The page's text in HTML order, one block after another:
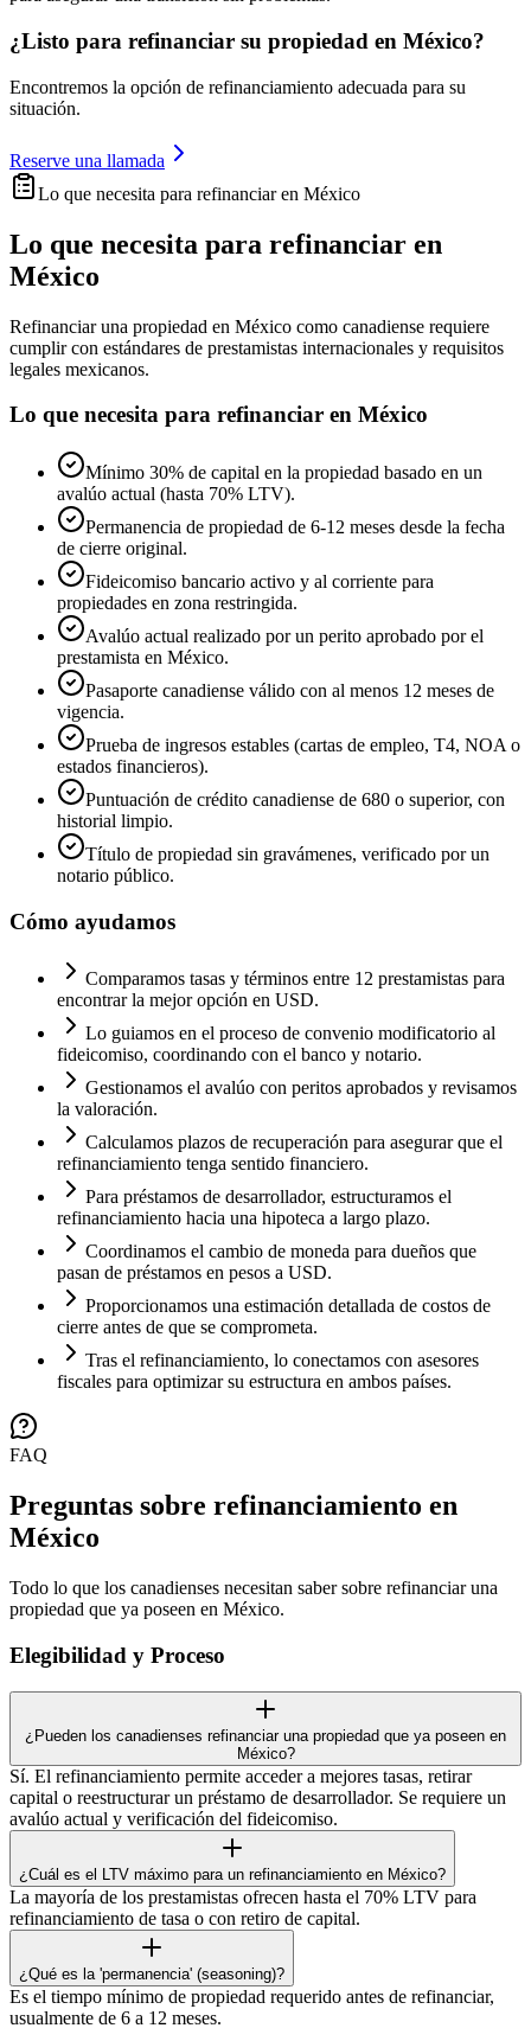
¿Listo para refinanciar su propiedad en México?
Encontremos la opción de refinanciamiento adecuada para su
situación.
Reserve una llamada
Lo que necesita para refinanciar en México
Lo que necesita para refinanciar en
México
Refinanciar una propiedad en México como canadiense requiere
cumplir con estándares de prestamistas internacionales y requisitos
legales mexicanos.
Lo que necesita para refinanciar en México
Mínimo 30% de capital en la propiedad basado en un
avalúo actual (hasta 70% LTV).
Permanencia de propiedad de 6-12 meses desde la fecha
de cierre original.
Fideicomiso bancario activo y al corriente para
propiedades en zona restringida.
Avalúo actual realizado por un perito aprobado por el
prestamista en México.
Pasaporte canadiense válido con al menos 12 meses de
vigencia.
Prueba de ingresos estables (cartas de empleo, T4, NOA o
estados financieros).
Puntuación de crédito canadiense de 680 o superior, con
historial limpio.
Título de propiedad sin gravámenes, verificado por un
notario público.
Cómo ayudamos
Comparamos tasas y términos entre 12 prestamistas para
encontrar la mejor opción en USD.
Lo guiamos en el proceso de convenio modificatorio al
fideicomiso, coordinando con el banco y notario.
Gestionamos el avalúo con peritos aprobados y revisamos
la valoración.
Calculamos plazos de recuperación para asegurar que el
refinanciamiento tenga sentido financiero.
Para préstamos de desarrollador, estructuramos el
refinanciamiento hacia una hipoteca a largo plazo.
Coordinamos el cambio de moneda para dueños que
pasan de préstamos en pesos a USD.
Proporcionamos una estimación detallada de costos de
cierre antes de que se comprometa.
Tras el refinanciamiento, lo conectamos con asesores
fiscales para optimizar su estructura en ambos países.
FAQ
Preguntas sobre refinanciamiento en
México
Todo lo que los canadienses necesitan saber sobre refinanciar una
propiedad que ya poseen en México.
Elegibilidad y Proceso
¿Pueden los canadienses refinanciar una propiedad que ya poseen en
México?
Sí. El refinanciamiento permite acceder a mejores tasas, retirar
capital o reestructurar un préstamo de desarrollador. Se requiere un
avalúo actual y verificación del fideicomiso.
¿Cuál es el LTV máximo para un refinanciamiento en México?
La mayoría de los prestamistas ofrecen hasta el 70% LTV para
refinanciamiento de tasa o con retiro de capital.
¿Qué es la 'permanencia' (seasoning)?
Es el tiempo mínimo de propiedad requerido antes de refinanciar,
usualmente de 6 a 12 meses.